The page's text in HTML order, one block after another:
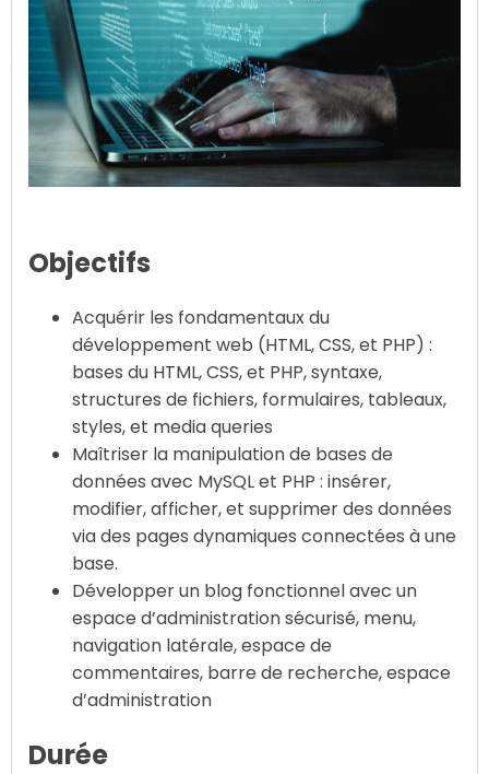
Objectifs
Acquérir les fondamentaux du
développement web (HTML, CSS, et PHP) :
bases du HTML, CSS, et PHP, syntaxe,
structures de fichiers, formulaires, tableaux,
styles, et media queries
Maîtriser la manipulation de bases de
données avec MySQL et PHP : insérer,
modifier, afficher, et supprimer des données
via des pages dynamiques connectées à une
base.
Développer un blog fonctionnel avec un
espace d’administration sécurisé, menu,
navigation latérale, espace de
commentaires, barre de recherche, espace
d’administration
Durée